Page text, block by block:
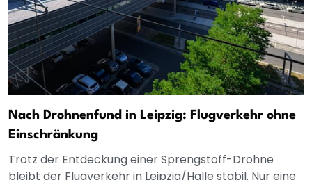
Nach Drohnenfund in Leipzig: Flugverkehr ohne
Einschränkung
Trotz der Entdeckung einer Sprengstoff-Drohne
bleibt der Flugverkehr in Leipzig/Halle stabil. Nur eine